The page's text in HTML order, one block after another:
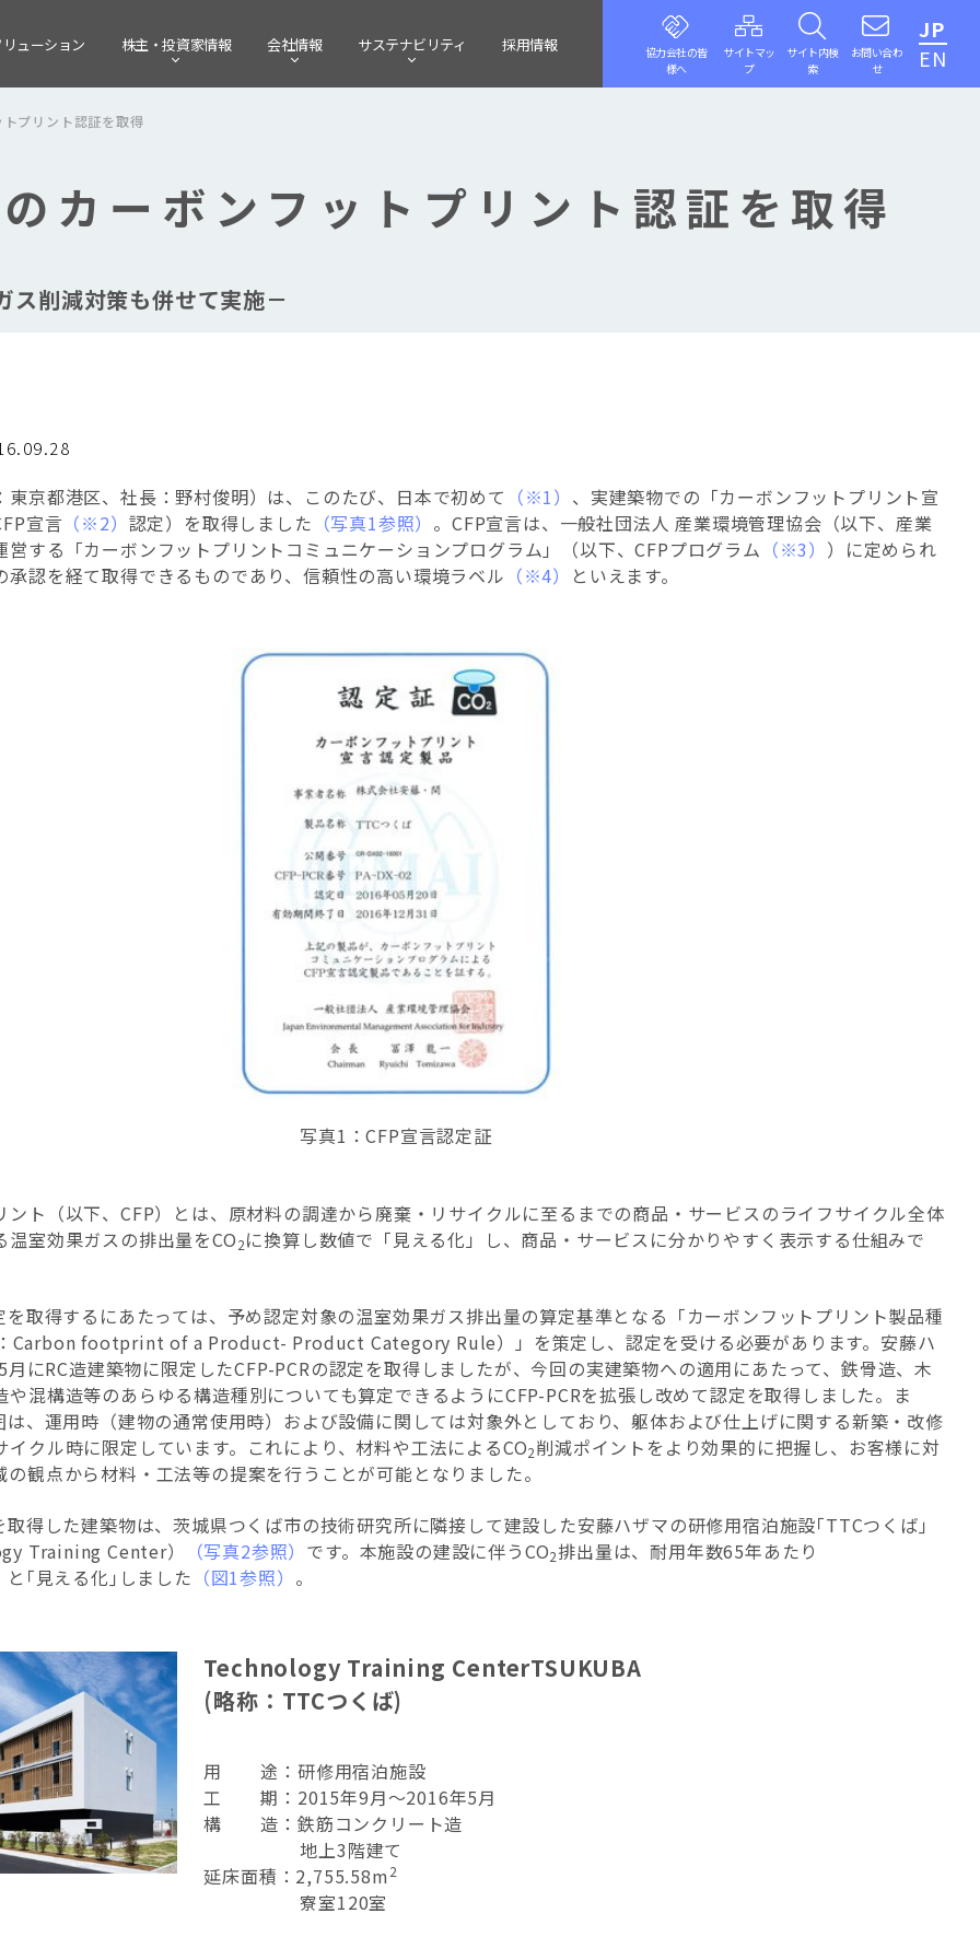
ューション 株主・投資家情報 会社情報 サステナビリティ 採用情報
協力会社の皆
様へ
サイトマッ
プ
サイト内検
索
お問い合わ
せ
JP
EN
プリント認証を取得
カーボンフットプリント認証を取得
ス削減対策も併せて実施－
東京都港区、社長：野村俊明）は、このたび、日本で初めて （※1） 、実建築物での「カーボンフットプリント宣
宣言 （※2） 認定）を取得しました （写真1参照） 。CFP宣言は、一般社団法人 産業環境管理協会（以下、産業
営する「カーボンフットプリントコミュニケーションプログラム」（以下、CFPプログラム （※3） ）に定められ
承認を経て取得できるものであり、信頼性の高い環境ラベル （※4） といえます。
写真1：CFP宣言認定証
ント（以下、CFP）とは、原材料の調達から廃棄・リサイクルに至るまでの商品・サービスのライフサイクル全体
室効果ガスの排出量をCO2に換算し数値で「見える化」し、商品・サービスに分かりやすく表示する仕組みで
を取得するにあたっては、予め認定対象の温室効果ガス排出量の算定基準となる「カーボンフットプリント製品種
Carbon footprint of a Product- Product Category Rule）」を策定し、認定を受ける必要があります。安藤ハ
にRC造建築物に限定したCFP-PCRの認定を取得しましたが、今回の実建築物への適用にあたって、鉄骨造、木
や混構造等のあらゆる構造種別についても算定できるようにCFP-PCRを拡張し改めて認定を取得しました。ま
は、運用時（建物の通常使用時）および設備に関しては対象外としており、躯体および仕上げに関する新築・改修
クル時に限定しています。これにより、材料や工法によるCO2削減ポイントをより効果的に把握し、お客様に対
観点から材料・工法等の提案を行うことが可能となりました。
取得した建築物は、茨城県つくば市の技術研究所に隣接して建設した安藤ハザマの研修用宿泊施設｢TTCつくば｣
Training Center）
（写真2参照） です。本施設の建設に伴うCO2排出量は、耐用年数65年あたり
と｢見える化｣しました （図1参照） 。
Technology Training CenterTSUKUBA
(略称：TTCつくば)
用 途：研修用宿泊施設
工 期：2015年9月～2016年5月
構 造：鉄筋コンクリート造
地上3階建て
延床面積：2,755.58m2
寮室120室